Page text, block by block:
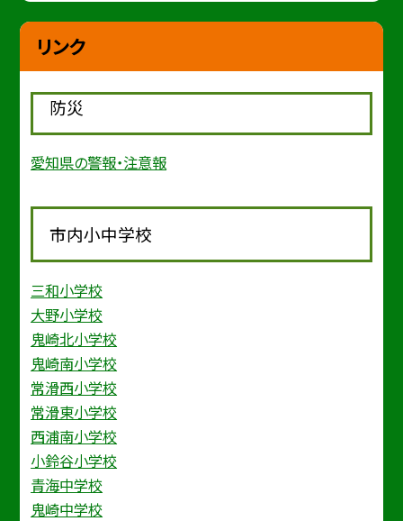
リンク
防災
愛知県の警報・注意報
市内小中学校
三和小学校
大野小学校
鬼崎北小学校
鬼崎南小学校
常滑西小学校
常滑東小学校
西浦南小学校
小鈴谷小学校
青海中学校
鬼崎中学校